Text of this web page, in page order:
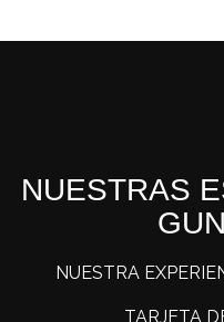
NUESTRAS
NUESTRA
TARJETA